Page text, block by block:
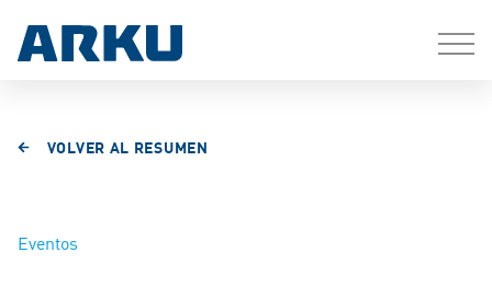
VOLVER AL RESUMEN
Eventos